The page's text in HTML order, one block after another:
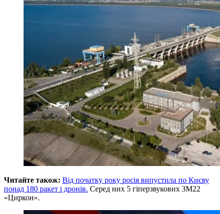
Читайте також: Від початку року росія випустила по Києву
понад 180 ракет і дронів. Серед них 5 гіперзвукових 3М22
«Циркон».